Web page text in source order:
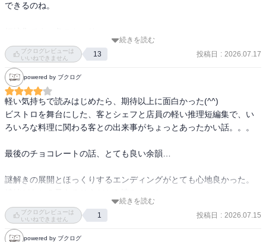
できるのね。
面白かったです。
軽く読めるけど謎解きもあり
楽しめます。
シリーズ3はあるのかな。
続きを読む
ブクログレビューは
いいねできません
13 投稿日 : 2026.07.17
powered by ブクログ
軽い気持ちで読みはじめたら、期待以上に面白かった(^^)
ビストロを舞台にした、客とシェフと店員の軽い推理短編集で、い
ろいろな料理に関わる客との出来事がちょっとあったかい話。。。
最後のチョコレートの話、とても良い余韻…
謎解きの展開とほっくりするエンディングがとても心地良かった。
続きを読む
ブクログレビューは
いいねできません
1 投稿日 : 2026.07.15
powered by ブクログ